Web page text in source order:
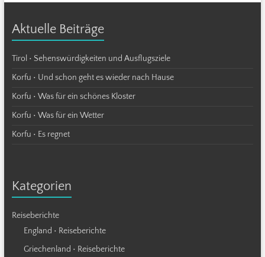
Aktuelle Beiträge
Tirol • Sehenswürdigkeiten und Ausflugsziele
Korfu • Und schon geht es wieder nach Hause
Korfu • Was für ein schönes Kloster
Korfu • Was für ein Wetter
Korfu • Es regnet
Kategorien
Reiseberichte
England • Reiseberichte
Griechenland • Reiseberichte